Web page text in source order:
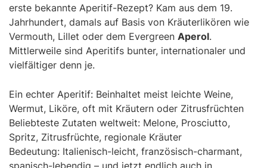
erste bekannte Aperitif-Rezept? Kam aus dem 19.
Jahrhundert, damals auf Basis von Kräuterlikören wie
Vermouth, Lillet oder dem Evergreen Aperol.
Mittlerweile sind Aperitifs bunter, internationaler und
vielfältiger denn je.
Ein echter Aperitif: Beinhaltet meist leichte Weine,
Wermut, Liköre, oft mit Kräutern oder Zitrusfrüchten
Beliebteste Zutaten weltweit: Melone, Prosciutto,
Spritz, Zitrusfrüchte, regionale Kräuter
Bedeutung: Italienisch-leicht, französisch-charmant,
spanisch-lebendig – und jetzt endlich auch in